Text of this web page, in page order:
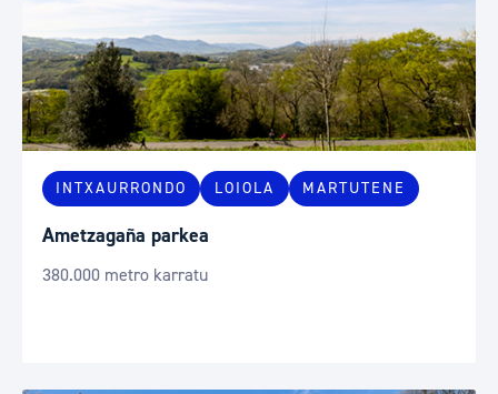
INTXAURRONDO LOIOLA MARTUTENE
Ametzagaña parkea
380.000 metro karratu